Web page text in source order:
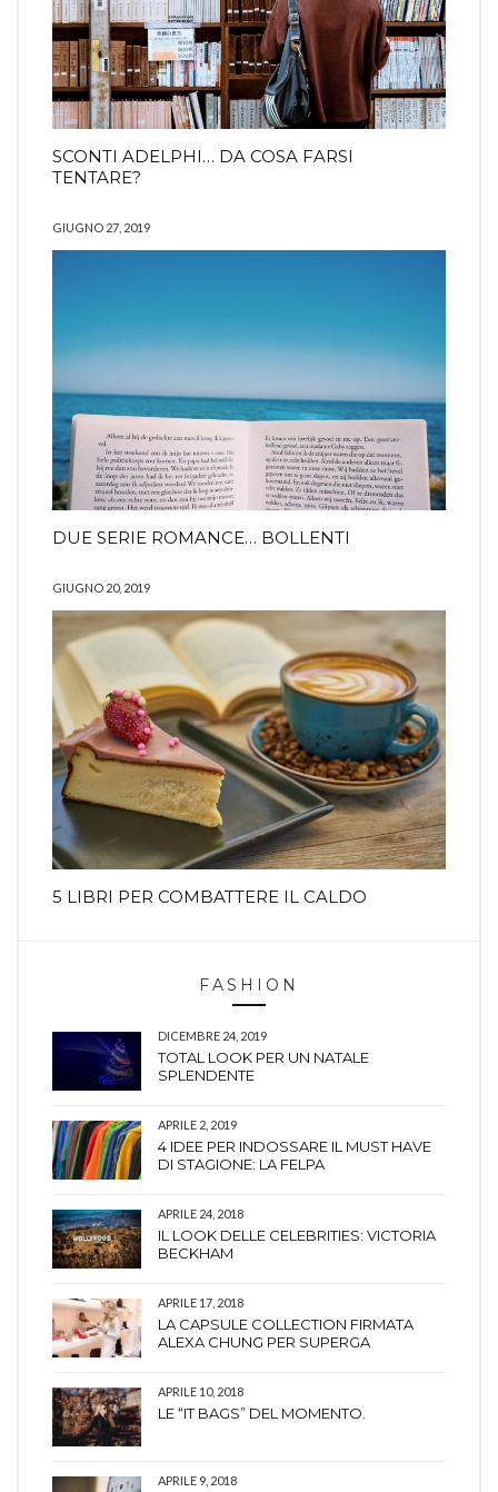
SCONTI ADELPHI… DA COSA FARSI
TENTARE?
GIUGNO 27, 2019
DUE SERIE ROMANCE… BOLLENTI
GIUGNO 20, 2019
5 LIBRI PER COMBATTERE IL CALDO
FASHION
DICEMBRE 24, 2019
TOTAL LOOK PER UN NATALE
SPLENDENTE
APRILE 2, 2019
4 IDEE PER INDOSSARE IL MUST HAVE
DI STAGIONE: LA FELPA
APRILE 24, 2018
IL LOOK DELLE CELEBRITIES: VICTORIA
BECKHAM
APRILE 17, 2018
LA CAPSULE COLLECTION FIRMATA
ALEXA CHUNG PER SUPERGA
APRILE 10, 2018
LE “IT BAGS” DEL MOMENTO.
APRILE 9, 2018